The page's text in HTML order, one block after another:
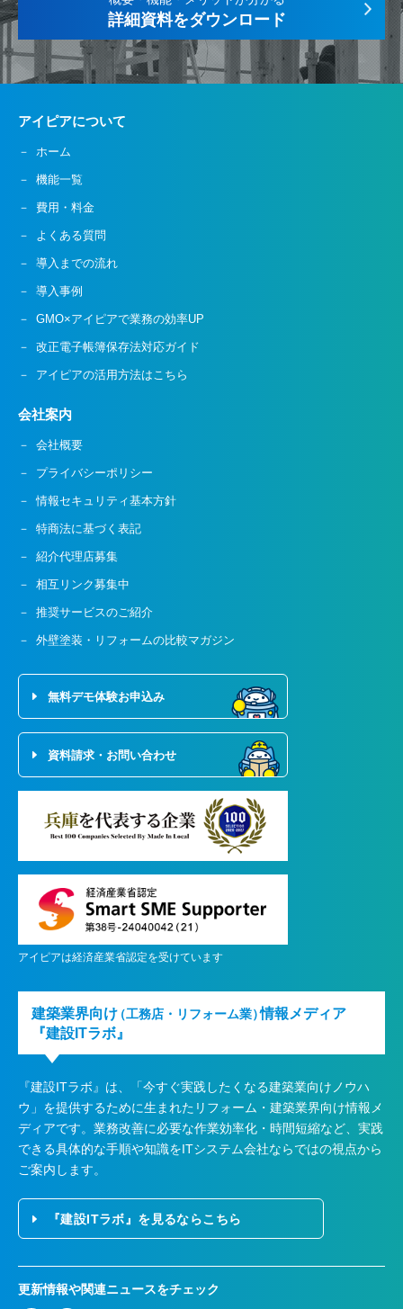
詳細資料をダウンロード
アイピアについて
ホーム
機能一覧
費用・料金
よくある質問
導入までの流れ
導入事例
GMO×アイピアで業務の効率UP
改正電子帳簿保存法対応ガイド
アイピアの活用方法はこちら
会社案内
会社概要
プライバシーポリシー
情報セキュリティ基本方針
特商法に基づく表記
紹介代理店募集
相互リンク募集中
推奨サービスのご紹介
外壁塗装・リフォームの比較マガジン
無料デモ体験お申込み
資料請求・お問い合わせ
アイピアは経済産業省認定を受けています
建築業界向け（工務店・リフォーム業）情報メディア
『建設ITラボ』
『建設ITラボ』は、
「今すぐ実践したくなる建築業向けノウハ
ウ」を提供するために生まれたリフォーム・建築業界向け情報メ
ディアです。業務改善に必要な作業効率化・時間短縮など、実践
できる具体的な手順や知識をITシステム会社ならではの視点から
ご案内します。
『建設ITラボ』を見るならこちら
更新情報や関連ニュースをチェック